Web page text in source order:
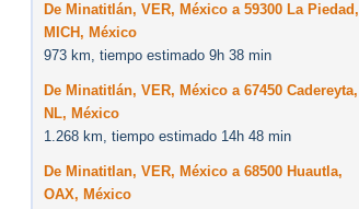
De Minatitlán, VER, México a 59300 La Piedad,
MICH, México
973 km, tiempo estimado 9h 38 min
De Minatitlán, VER, México a 67450 Cadereyta,
NL, México
1.268 km, tiempo estimado 14h 48 min
De Minatitlan, VER, México a 68500 Huautla,
OAX, México